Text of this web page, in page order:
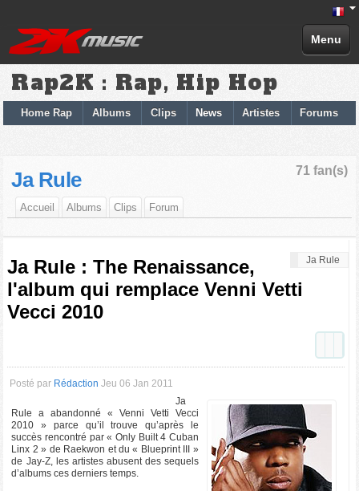
Menu
Rap2K : Rap, Hip Hop
Home Rap Albums Clips News Artistes Forums
71 fan(s)
Ja Rule
Accueil Albums Clips Forum
Ja Rule
Ja Rule : The Renaissance,
l'album qui remplace Venni Vetti
Vecci 2010
Posté par Rédaction Jeu 06 Jan 2011
Ja
Rule a abandonné « Venni Vetti Vecci
2010 » parce qu’il trouve qu’après le
succès rencontré par « Only Built 4 Cuban
Linx 2 » de Raekwon et du « Blueprint III »
de Jay-Z, les artistes abusent des sequels
d’albums ces derniers temps.